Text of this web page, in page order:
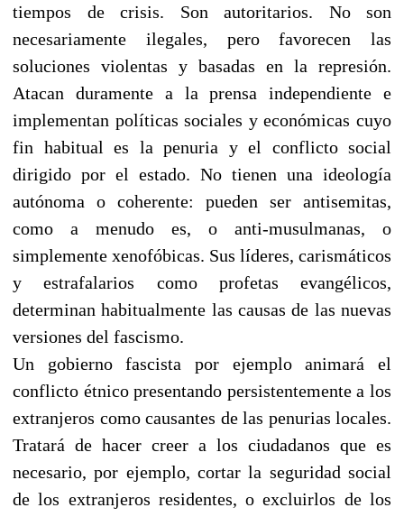
tiempos de crisis. Son autoritarios. No son
necesariamente ilegales, pero favorecen las
soluciones violentas y basadas en la represión.
Atacan duramente a la prensa independiente e
implementan políticas sociales y económicas cuyo
fin habitual es la penuria y el conflicto social
dirigido por el estado. No tienen una ideología
autónoma o coherente: pueden ser antisemitas,
como a menudo es, o anti-musulmanas, o
simplemente xenofóbicas. Sus líderes, carismáticos
y estrafalarios como profetas evangélicos,
determinan habitualmente las causas de las nuevas
versiones del fascismo.
Un gobierno fascista por ejemplo animará el
conflicto étnico presentando persistentemente a los
extranjeros como causantes de las penurias locales.
Tratará de hacer creer a los ciudadanos que es
necesario, por ejemplo, cortar la seguridad social
de los extranjeros residentes, o excluirlos de los